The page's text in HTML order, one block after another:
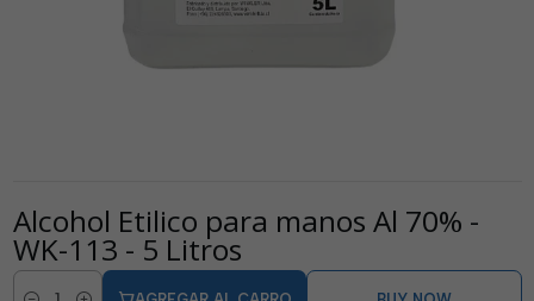
Alcohol Etilico para manos Al 70% -
WK-113 - 5 Litros